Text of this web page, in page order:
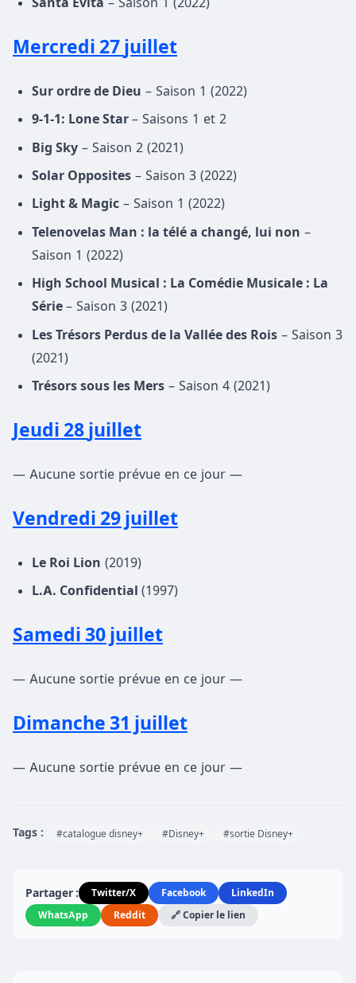
Mercredi 27 juillet
Sur ordre de Dieu – Saison 1 (2022)
9-1-1: Lone Star – Saisons 1 et 2
Big Sky – Saison 2 (2021)
Solar Opposites – Saison 3 (2022)
Light & Magic – Saison 1 (2022)
Telenovelas Man : la télé a changé, lui non –
Saison 1 (2022)
High School Musical : La Comédie Musicale : La
Série – Saison 3 (2021)
Les Trésors Perdus de la Vallée des Rois – Saison 3
(2021)
Trésors sous les Mers – Saison 4 (2021)
Jeudi 28 juillet
— Aucune sortie prévue en ce jour —
Vendredi 29 juillet
Le Roi Lion (2019)
L.A. Confidential (1997)
Samedi 30 juillet
— Aucune sortie prévue en ce jour —
Dimanche 31 juillet
— Aucune sortie prévue en ce jour —
Tags : #catalogue disney+ #Disney+ #sortie Disney+
Partager : Twitter/X Facebook
LinkedIn
WhatsApp
Reddit 🔗 Copier le lien